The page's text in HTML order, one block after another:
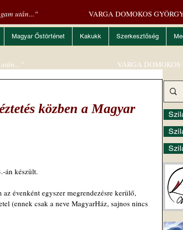
után..." VARGA DOMOKOS
Magyar Őstörténet Kakukk Szerkesztőség
közben a Magyar
án készült.
évenként egyszer megrendezésre kerülő,
(ennek csak a neve MagyarHáz, sajnos nincs
VARGA